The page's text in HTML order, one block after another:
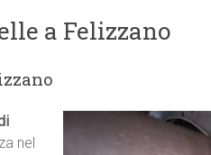
a Felizzano
nel